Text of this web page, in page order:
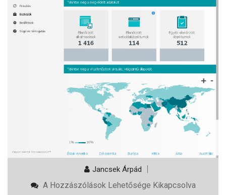
Jancsek Árpád
Megérkezett
A Hozzászólások Lehetősége Kikapcsolva